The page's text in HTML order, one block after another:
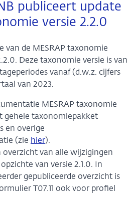
publiceert update
versie 2.2.0
van de MESRAP taxonomie
Deze taxonomie versie is van
vanaf (d.w.z. cijfers
van 2023.
MESRAP taxonomie
gehele taxonomiepakket
en overige
(zie hier).
overzicht van alle wijzigingen
van versie 2.1.0. In
gepubliceerde overzicht is
T07.11 ook voor profiel